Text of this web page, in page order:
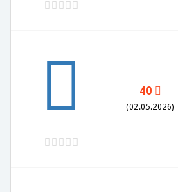
40
(02.05.2026)